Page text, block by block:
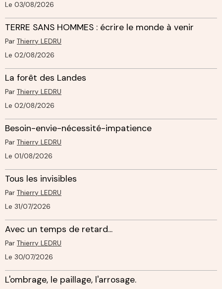
Le 03/08/2026
TERRE SANS HOMMES : écrire le monde à venir
Par Thierry LEDRU
Le 02/08/2026
La forêt des Landes
Par Thierry LEDRU
Le 02/08/2026
Besoin-envie-nécessité-impatience
Par Thierry LEDRU
Le 01/08/2026
Tous les invisibles
Par Thierry LEDRU
Le 31/07/2026
Avec un temps de retard...
Par Thierry LEDRU
Le 30/07/2026
L'ombrage, le paillage, l'arrosage.